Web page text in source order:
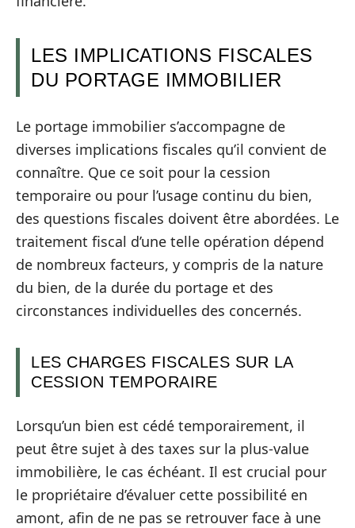
LES IMPLICATIONS FISCALES
DU PORTAGE IMMOBILIER
Le portage immobilier s’accompagne de
diverses implications fiscales qu’il convient de
connaître. Que ce soit pour la cession
temporaire ou pour l’usage continu du bien,
des questions fiscales doivent être abordées. Le
traitement fiscal d’une telle opération dépend
de nombreux facteurs, y compris de la nature
du bien, de la durée du portage et des
circonstances individuelles des concernés.
LES CHARGES FISCALES SUR LA
CESSION TEMPORAIRE
Lorsqu’un bien est cédé temporairement, il
peut être sujet à des taxes sur la plus-value
immobilière, le cas échéant. Il est crucial pour
le propriétaire d’évaluer cette possibilité en
amont, afin de ne pas se retrouver face à une